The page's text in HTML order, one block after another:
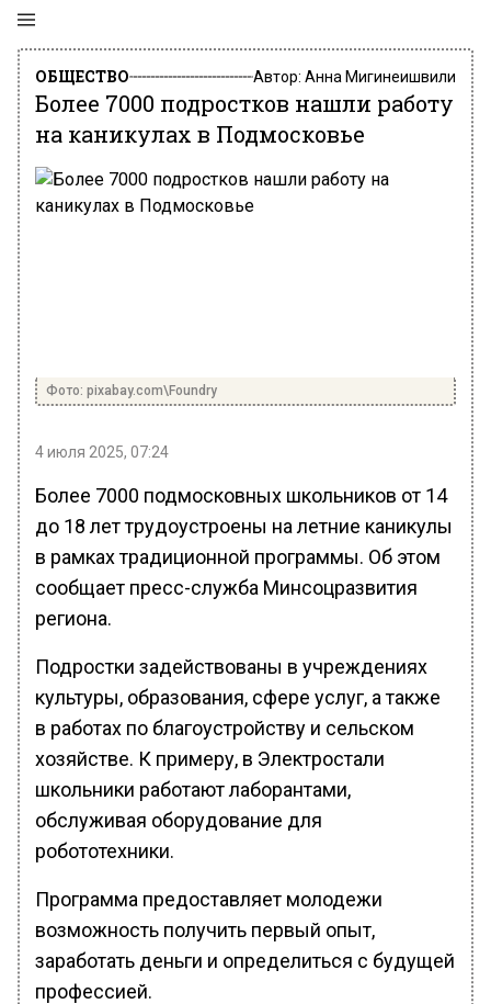
ОБЩЕСТВО Автор: Анна Мигинеишвили
Более 7000 подростков нашли работу
на каникулах в Подмосковье
Фото: pixabay.com\Foundry
4 июля 2025, 07:24
Более 7000 подмосковных школьников от 14
до 18 лет трудоустроены на летние каникулы
в рамках традиционной программы. Об этом
сообщает пресс-служба Минсоцразвития
региона.
Подростки задействованы в учреждениях
культуры, образования, сфере услуг, а также
в работах по благоустройству и сельском
хозяйстве. К примеру, в Электростали
школьники работают лаборантами,
обслуживая оборудование для
робототехники.
Программа предоставляет молодежи
возможность получить первый опыт,
заработать деньги и определиться с будущей
профессией.